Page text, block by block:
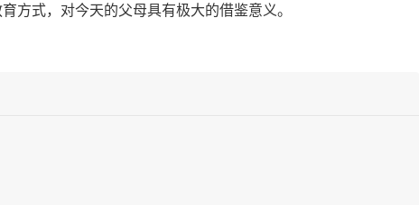
方式，对今天的父母具有极大的借鉴意义。